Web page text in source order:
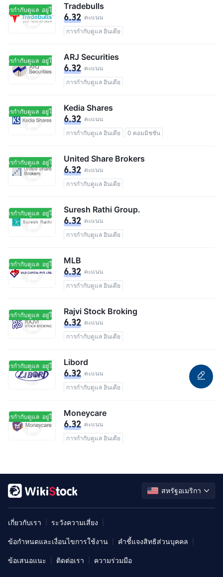
ารกำกับดูแล อยู่ในการกำกับดูแล
Tradebulls
6.32 คะแนน
การกำกับดูแล อินเดีย
ารกำกับดูแล อยู่ในการกำกับดูแล
ARJ Securities
6.32 คะแนน
การกำกับดูแล อินเดีย
ารกำกับดูแล อยู่ในการกำกับดูแล
Kedia Shares
6.32 คะแนน
การกำกับดูแล อินเดีย
0 คอมมิชชัน
ารกำกับดูแล อยู่ในการกำกับดูแล
United Share Brokers
6.32 คะแนน
การกำกับดูแล อินเดีย
ารกำกับดูแล อยู่ในการกำกับดูแล
Suresh Rathi Group.
6.32 คะแนน
การกำกับดูแล อินเดีย
ารกำกับดูแล อยู่ในการกำกับดูแล
MLB
6.32 คะแนน
การกำกับดูแล อินเดีย
ารกำกับดูแล อยู่ในการกำกับดูแล
Rajvi Stock Broking
6.32 คะแนน
การกำกับดูแล อินเดีย
ารกำกับดูแล อยู่ในการกำกับดูแล
Libord
6.32 คะแนน
การกำกับดูแล อินเดีย
ารกำกับดูแล อยู่ในการกำกับดูแล
Moneycare
6.32 คะแนน
การกำกับดูแล อินเดีย
สหรัฐอเมริกา
เกี่ยวกับเรา ระวังความเสี่ยง
ข้อกำหนดและเงื่อนไขการใช้งาน คำชี้แจงสิทธิส่วนบุคคล
ข้อเสนอแนะ ติดต่อเรา ความร่วมมือ